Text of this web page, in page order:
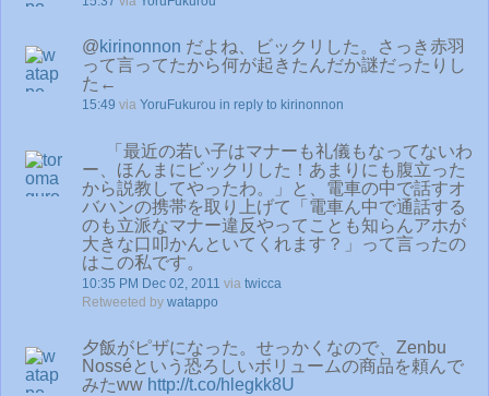
@kirinonnon だよね、ビックリした。さっき赤羽
って言ってたから何が起きたんだか謎だったりし
た←
15:49 via YoruFukurou in reply to kirinonnon
「最近の若い子はマナーも礼儀もなってないわ
ー、ほんまにビックリした！あまりにも腹立った
から説教してやったわ。」と、電車の中で話すオ
バハンの携帯を取り上げて「電車ん中で通話する
のも立派なマナー違反やってことも知らんアホが
大きな口叩かんといてくれます？」って言ったの
はこの私です。
10:35 PM Dec 02, 2011 via twicca
Retweeted by watappo
夕飯がピザになった。せっかくなので、Zenbu
Nosséという恐ろしいボリュームの商品を頼んで
みたww http://t.co/hlegkk8U